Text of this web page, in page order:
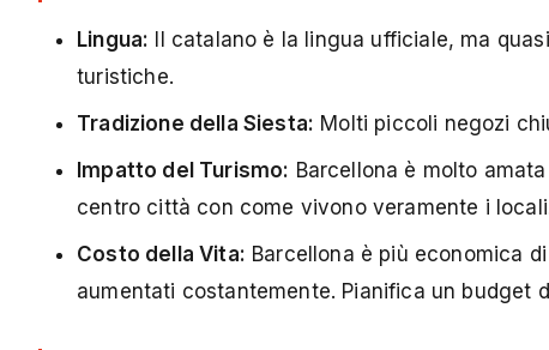
Lingua: Il catalano è la lingua ufficiale, ma
turistiche.
Tradizione della Siesta: Molti piccoli negozi
Impatto del Turismo: Barcellona è molto
centro città con come vivono veramente i
Costo della Vita: Barcellona è più economica
aumentati costantemente. Pianifica un budget